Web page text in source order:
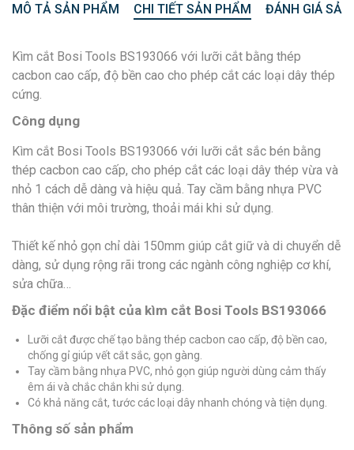
MÔ TẢ SẢN PHẨM CHI TIẾT SẢN PHẨM ĐÁNH GIÁ
Kìm cắt Bosi Tools BS193066 với lưỡi cắt bằng thép
cacbon cao cấp, độ bền cao cho phép cắt các loại dây thép
cứng.
Công dụng
Kìm cắt Bosi Tools BS193066 với lưỡi cắt sắc bén bằng
thép cacbon cao cấp, cho phép cắt các loại dây thép vừa và
nhỏ 1 cách dễ dàng và hiệu quả. Tay cầm bằng nhựa PVC
thân thiện với môi trường, thoải mái khi sử dụng.
Thiết kế nhỏ gọn chỉ dài 150mm giúp cắt giữ và di chuyển dễ
dàng, sử dụng rộng rãi trong các ngành công nghiệp cơ khí,
sửa chữa…
Đặc điểm nổi bật của kìm cắt Bosi Tools BS193066
Lưỡi cắt được chế tạo bằng thép cacbon cao cấp, độ bền cao,
chống gỉ giúp vết cắt sắc, gọn gàng.
Tay cầm bằng nhựa PVC, nhỏ gọn giúp người dùng cảm thấy
êm ái và chắc chắn khi sử dụng.
Có khả năng cắt, tước các loại dây nhanh chóng và tiện dụng.
Thông số sản phẩm